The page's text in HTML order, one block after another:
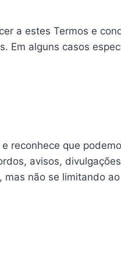
a estes Termos e
Em alguns casos
reconhece que
avisos,
não se limitando